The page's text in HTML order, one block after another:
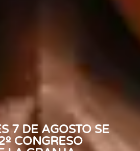
7 DE AGOSTO SE
CONGRESO